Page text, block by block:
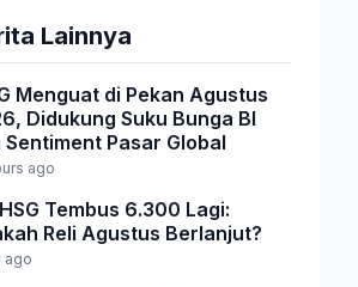
Lainnya
Menguat di Pekan Agustus
Didukung Suku Bunga BI
Sentiment Pasar Global
ago
Tembus 6.300 Lagi:
Reli Agustus Berlanjut?
ago